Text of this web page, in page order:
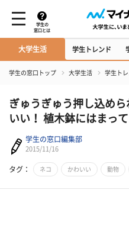
学生の
窓口とは
大学生活 学生トレンド
学生の窓口トップ 大学生活 学生トレ
ぎゅうぎゅう押し込め
いい！ 植木鉢にはまっ
学生の窓口編集部
2015/11/16
タグ： ネコ かわいい 動物